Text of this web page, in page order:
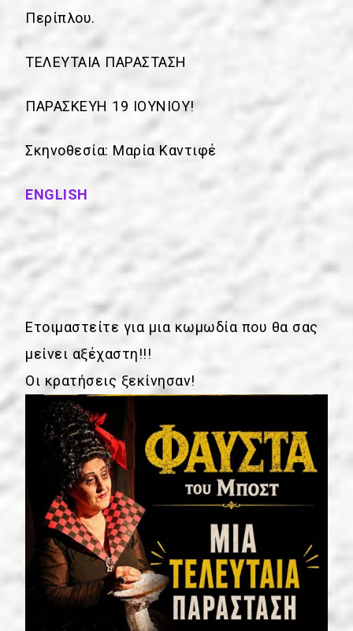
Περίπλου.
ΤΕΛΕΥΤΑΙΑ ΠΑΡΑΣΤΑΣΗ
ΠΑΡΑΣΚΕΥΗ 19 ΙΟΥΝΙΟΥ!
Σκηνοθεσία: Μαρία Καντιφέ
ENGLISH
Ετοιμαστείτε για μια κωμωδία που θα σας
μείνει αξέχαστη!!!
Οι κρατήσεις ξεκίνησαν!